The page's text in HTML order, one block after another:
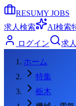
RESUMY JOBS
求人検索
AI検索
ログイン
求
ホーム
特集
栃木